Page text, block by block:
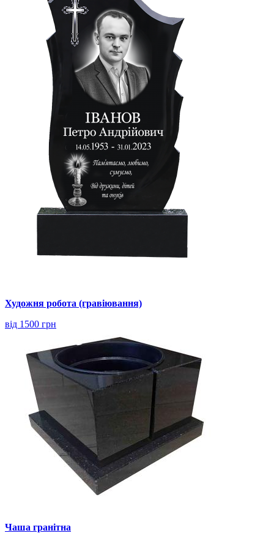
Художня робота (гравіювання)
від 1500 грн
Чаша гранітна